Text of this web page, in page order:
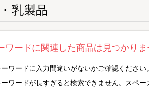
乳製品
ワードに関連した商品は見つかりま
ーワードに入力間違いがないかご確認ください。
ーワードが長すぎると検索できません。スペー